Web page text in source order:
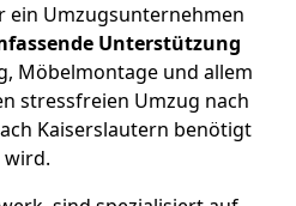
ein Umzugsunternehmen
Unterstützung
Möbelmontage und allem
stressfreien Umzug nach
Kaiserslautern benötigt
wird.